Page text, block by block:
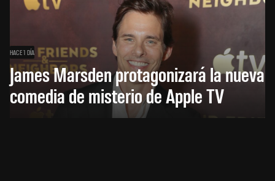
HACE 1 DÍA
James Marsden protagonizará la nueva
comedia de misterio de Apple TV